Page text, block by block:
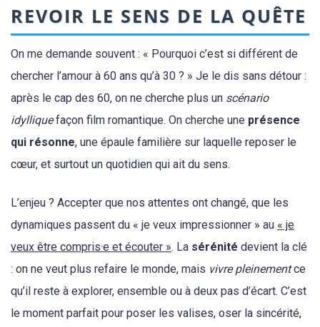
REVOIR LE SENS DE LA QUÊTE
On me demande souvent : « Pourquoi c’est si différent de
chercher l’amour à 60 ans qu’à 30 ? » Je le dis sans détour :
après le cap des 60, on ne cherche plus un scénario
idylliquefaçon film romantique. On cherche une présence
qui résonne, une épaule familière sur laquelle reposer le
cœur, et surtout un quotidien qui ait du sens.
L’enjeu ? Accepter que nos attentes ont changé, que les
dynamiques passent du « je veux impressionner » au « je
veux être compris·e et écouter ». La sérénité devient la clé
: on ne veut plus refaire le monde, mais vivre pleinementce
qu’il reste à explorer, ensemble ou à deux pas d’écart. C’est
le moment parfait pour poser les valises, oser la sincérité,